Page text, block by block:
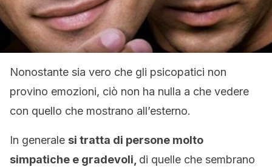
Nonostante sia vero che gli psicopatici non
provino emozioni, ciò non ha nulla a che vedere
con quello che mostrano all’esterno.
In generale si tratta di persone molto
simpatiche e gradevoli, di quelle che sembrano